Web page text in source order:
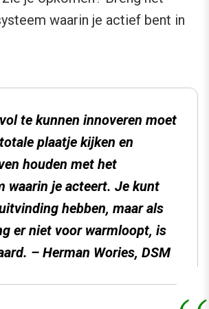
waarin je actief bent in
te kunnen innoveren moet
plaatje kijken en
houden met het
waarin je acteert. Je kunt
hebben, maar als
er niet voor warmloopt, is
– Herman Wories, DSM